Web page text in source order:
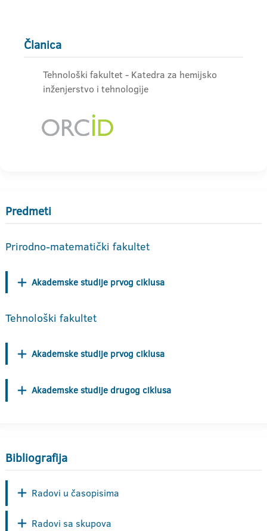
Članica
Tehnološki fakultet - Katedra za hemijsko
inženjerstvo i tehnologije
Predmeti
Prirodno-matematički fakultet
Akademske studije prvog ciklusa
Tehnološki fakultet
Akademske studije prvog ciklusa
Akademske studije drugog ciklusa
Bibliografija
Radovi u časopisima
Radovi sa skupova